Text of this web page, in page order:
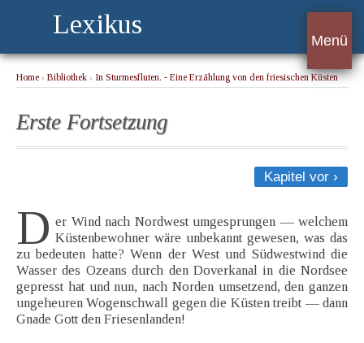
Lexikus
Menü
Home › Bibliothek › In Sturmesfluten. - Eine Erzählung von den friesischen Küsten
Erste Fortsetzung
Kapitel vor ›
D er Wind nach Nordwest umgesprungen — welchem
Küstenbewohner wäre unbekannt gewesen, was das
zu bedeuten hatte? Wenn der West und Südwestwind die
Wasser des Ozeans durch den Doverkanal in die Nordsee
gepresst hat und nun, nach Norden umsetzend, den ganzen
ungeheuren Wogenschwall gegen die Küsten treibt — dann
Gnade Gott den Friesenlanden!